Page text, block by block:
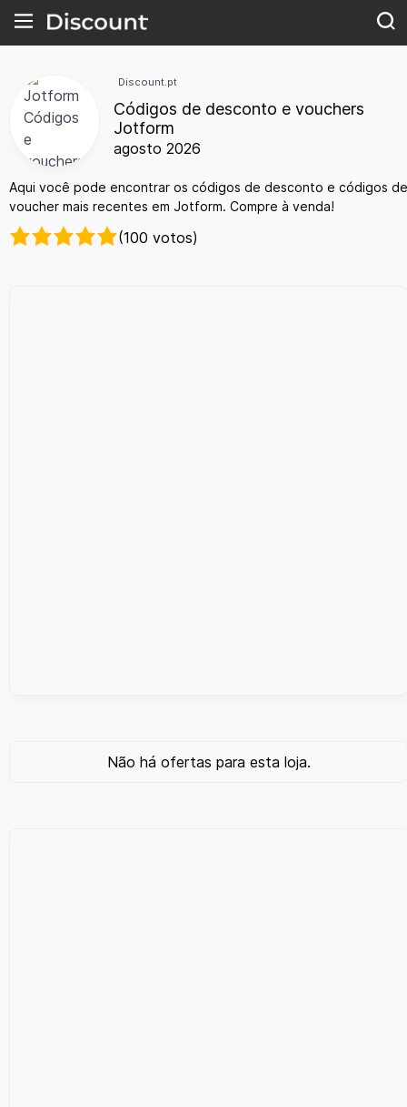
Discount.pt
Códigos de desconto e vouchers
Jotform
agosto 2026
Aqui você pode encontrar os códigos de desconto e códigos de
voucher mais recentes em Jotform. Compre à venda!
(100 votos)
Não há ofertas para esta loja.